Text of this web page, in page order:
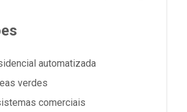
automatizada
verdes
comerciais